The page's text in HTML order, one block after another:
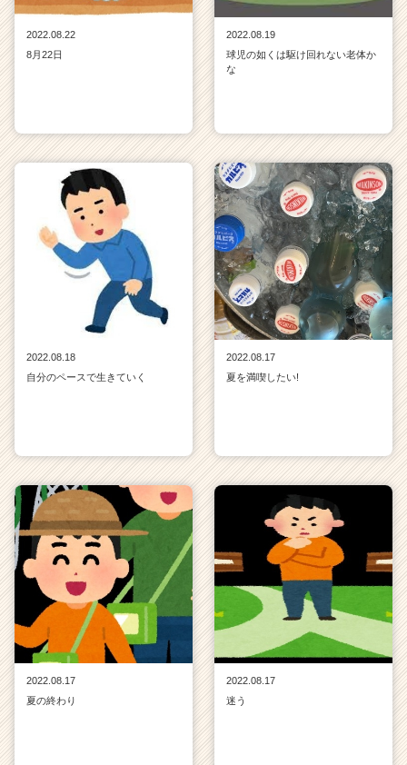
2022.08.22
8月22日
2022.08.19
球児の如くは駆け回れない老体か
な
2022.08.18
自分のペースで生きていく
2022.08.17
夏を満喫したい!
2022.08.17
夏の終わり
2022.08.17
迷う